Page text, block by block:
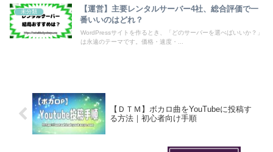
未分類
【運営】主要レンタルサーバー4社、総合評価で一
番いいのはどれ？
WordPressサイトを作るとき、「どのサーバーを選べばいいか？」
は永遠のテーマです。価格・速度・...
【ＤＴＭ】ボカロ曲をYouTubeに投稿す
る方法｜初心者向け手順